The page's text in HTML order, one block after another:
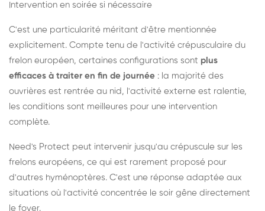
Intervention en soirée si nécessaire
C'est une particularité méritant d'être mentionnée
explicitement. Compte tenu de l'activité crépusculaire du
frelon européen, certaines configurations sont plus
efficaces à traiter en fin de journée : la majorité des
ouvrières est rentrée au nid, l'activité externe est ralentie,
les conditions sont meilleures pour une intervention
complète.
Need's Protect peut intervenir jusqu'au crépuscule sur les
frelons européens, ce qui est rarement proposé pour
d'autres hyménoptères. C'est une réponse adaptée aux
situations où l'activité concentrée le soir gêne directement
le foyer.